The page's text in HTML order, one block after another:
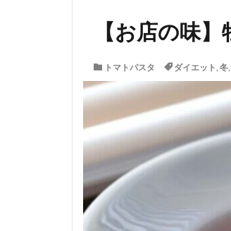
【お店の味
トマトパスタ ダイエット, 冬,